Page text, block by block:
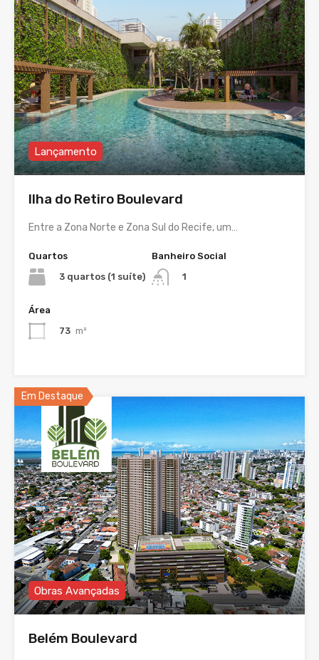
Lançamento
Ilha do Retiro Boulevard
Entre a Zona Norte e Zona Sul do Recife, um…
Quartos
3 quartos (1 suíte)
Banheiro Social
1
Área
73 m²
Em Destaque
Obras Avançadas
Belém Boulevard